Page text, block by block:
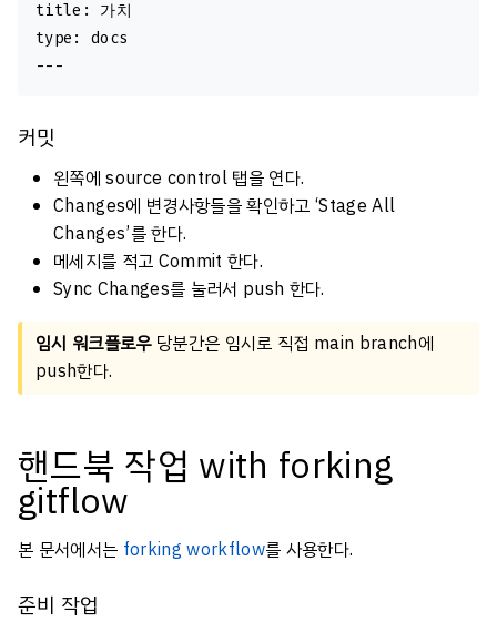
title: 가치
type: docs
커밋
왼쪽에 source control 탭을 연다.
Changes에 변경사항들을 확인하고 ‘Stage All
Changes’를 한다.
메세지를 적고 Commit 한다.
Sync Changes를 눌러서 push 한다.
임시 워크플로우당분간은 임시로 직접 main branch에
push한다.
핸드북 작업 with forking
gitflow
본 문서에서는 forking workflow를 사용한다.
준비 작업